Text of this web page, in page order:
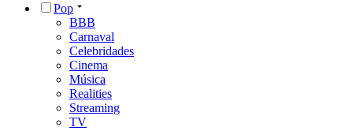
Pop
BBB
Carnaval
Celebridades
Cinema
Música
Realities
Streaming
TV